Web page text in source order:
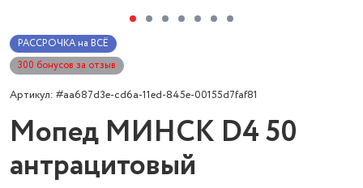
РАССРОЧКА на ВСЁ
300 бонусов за отзыв
Артикул: #aa687d3e-cd6a-11ed-845e-00155d7faf81
Мопед МИНСК D4 50
антрацитовый